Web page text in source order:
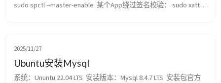
sudo spctl --master-enable  某个App绕过签名校验： sudo xattr -
2025/11/27
Ubuntu安装Mysql
系统：Ununtu 22.04 LTS  安装版本：Mysql 8.4.7 LTS  安装包官方